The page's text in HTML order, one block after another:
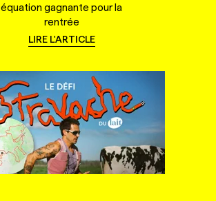
équation gagnante pour la
rentrée
LIRE L'ARTICLE